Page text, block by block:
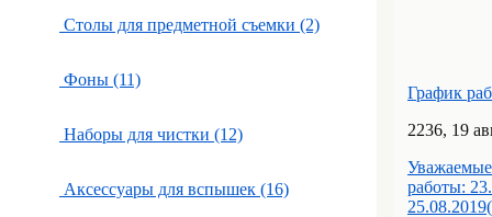
Столы для предметной съемки (2)
Фоны (11)
Наборы для чистки (12)
Аксессуары для вспышек (16)
График
2236, 19
работы: